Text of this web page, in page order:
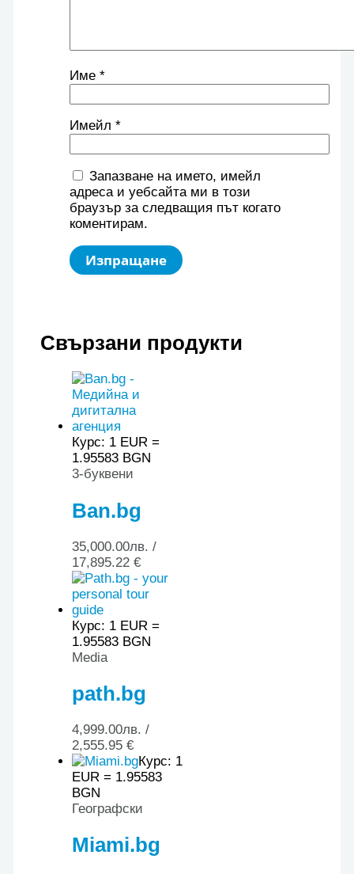
Име *
Имейл *
Запазване на името, имейл
адреса и уебсайта ми в този
браузър за следващия път когато
коментирам.
Свързани продукти
Курс: 1 EUR =
1.95583 BGN
3-буквени
Ban.bg
35,000.00лв. /
17,895.22 €
Курс: 1 EUR =
1.95583 BGN
Media
path.bg
4,999.00лв. /
2,555.95 €
Курс: 1
EUR = 1.95583
BGN
Географски
Miami.bg